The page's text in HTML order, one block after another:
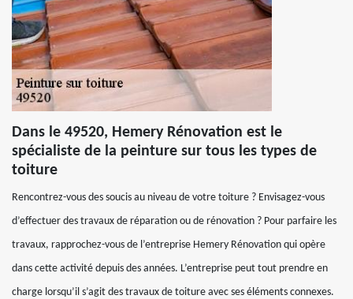
Dans le 49520, Hemery Rénovation est le
spécialiste de la peinture sur tous les types de
toiture
Rencontrez-vous des soucis au niveau de votre toiture ? Envisagez-vous
d’effectuer des travaux de réparation ou de rénovation ? Pour parfaire les
travaux, rapprochez-vous de l’entreprise Hemery Rénovation qui opère
dans cette activité depuis des années. L’entreprise peut tout prendre en
charge lorsqu’il s’agit des travaux de toiture avec ses éléments connexes.